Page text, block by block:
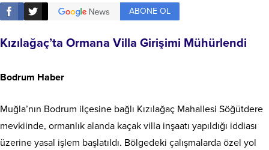
ABONE OL
Kızılağaç’ta Ormana Villa Girişimi Mühürlendi
Bodrum Haber
Muğla’nın Bodrum ilçesine bağlı Kızılağaç Mahallesi Söğütdere
mevkiinde, ormanlık alanda kaçak villa inşaatı yapıldığı iddiası
üzerine yasal işlem başlatıldı. Bölgedeki çalışmalarda özel yol